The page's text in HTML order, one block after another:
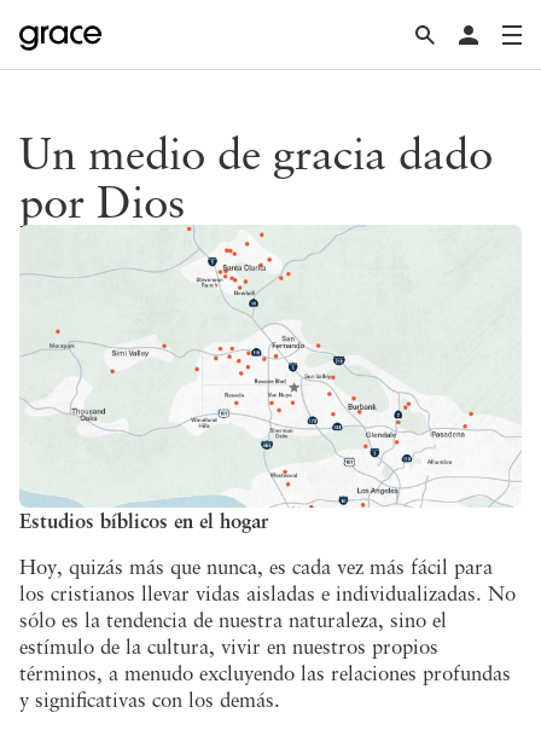
Un medio de gracia dado
por Dios
Estudios bíblicos en el hogar
Hoy, quizás más que nunca, es cada vez más fácil para
los cristianos llevar vidas aisladas e individualizadas. No
sólo es la tendencia de nuestra naturaleza, sino el
estímulo de la cultura, vivir en nuestros propios
términos, a menudo excluyendo las relaciones profundas
y significativas con los demás.